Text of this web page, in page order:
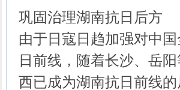
巩固治理湖南抗日后方
由于日寇日趋加强对中
日前线，随着长沙、岳
西已成为湖南抗日前线